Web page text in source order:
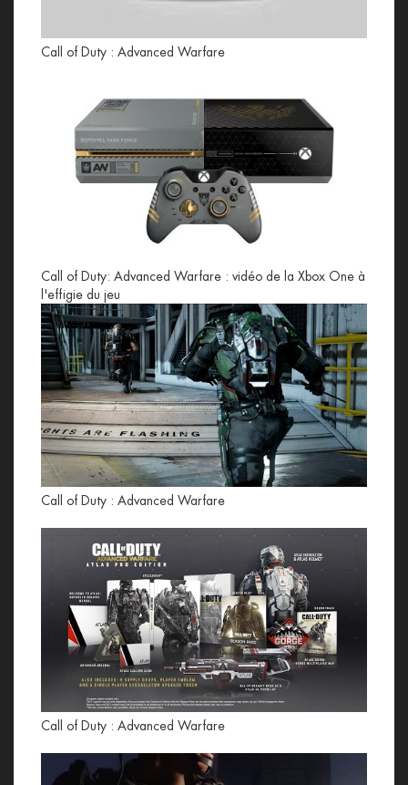
Call of Duty : Advanced Warfare
Call of Duty: Advanced Warfare : vidéo de la Xbox One à
l'effigie du jeu
Call of Duty : Advanced Warfare
Call of Duty : Advanced Warfare